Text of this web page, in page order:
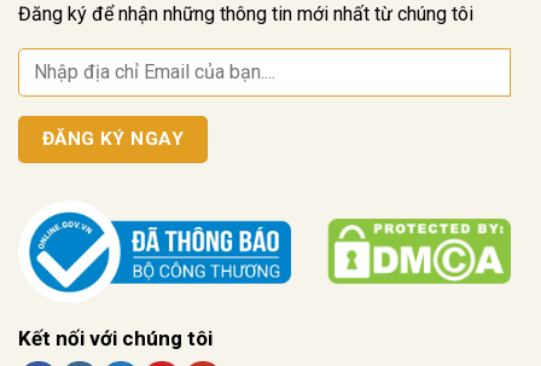
Đăng ký để nhận những thông tin mới nhất từ chúng tôi
Kết nối với chúng tôi